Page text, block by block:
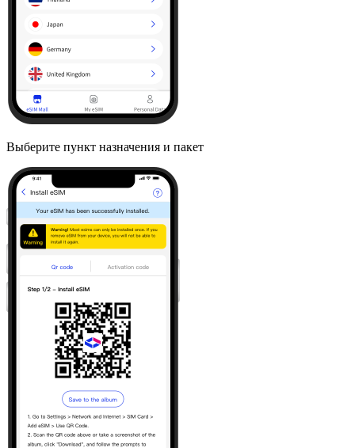
Выберите пункт назначения и пакет